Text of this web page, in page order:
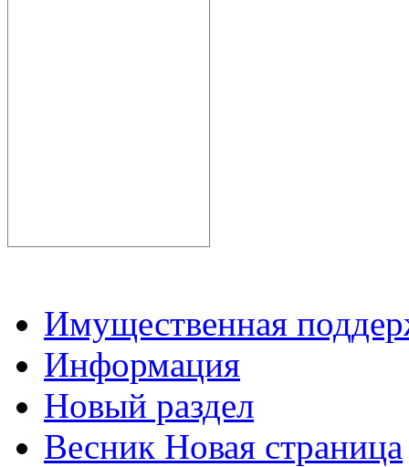
Имущественная
Информация
Новый раздел
Весник Новая страница